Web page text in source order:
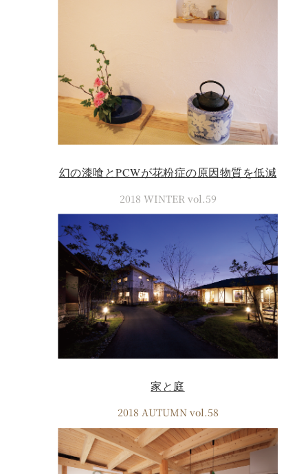
幻の漆喰とPCWが花粉症の原因物質を低減
2018 WINTER vol.59
家と庭
2018 AUTUMN vol.58